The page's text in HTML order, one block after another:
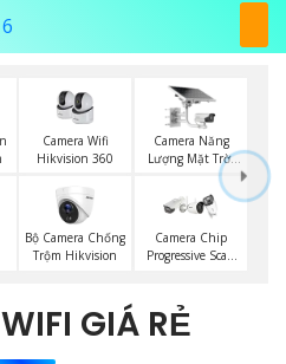
Camera Wifi
Hikvision 360
Camera Năng
Lượng Mặt Trời
Bộ Camera Chống
Trộm Hikvision
Camera Chip
Progressive Scan
GIÁ RẺ